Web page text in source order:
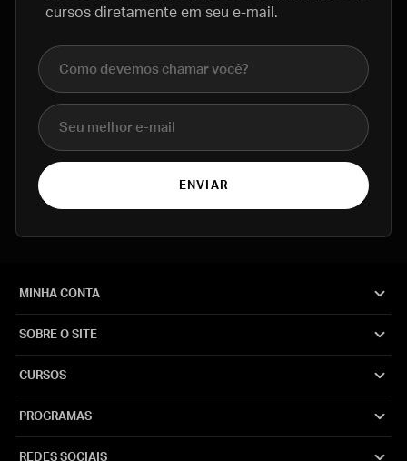
cursos diretamente em seu e-mail.
Nome completo
E-mail
ENVIAR
MINHA CONTA
SOBRE O SITE
CURSOS
PROGRAMAS
REDES SOCIAIS